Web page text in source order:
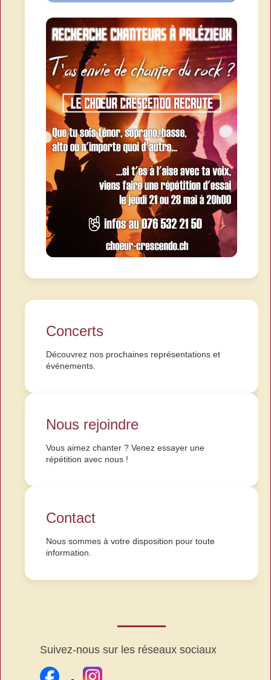
Concerts
Découvrez nos prochaines représentations et
événements.
Nous rejoindre
Vous aimez chanter ? Venez essayer une
répétition avec nous !
Contact
Nous sommes à votre disposition pour toute
information.
Suivez-nous sur les réseaux sociaux